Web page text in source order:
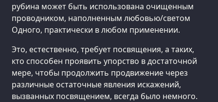
рубина может быть использована очищенным
проводником, наполненным любовью/светом
Одного, практически в любом применении.
Это, естественно, требует посвящения, а таких,
кто способен проявить упорство в достаточной
мере, чтобы продолжить продвижение через
различные остаточные явления искажений,
вызванных посвящением, всегда было немного.